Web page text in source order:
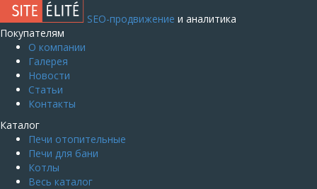
SEO-продвижение и аналитика
Покупателям
О компании
Галерея
Новости
Статьи
Контакты
Каталог
Печи отопительные
Печи для бани
Котлы
Весь каталог